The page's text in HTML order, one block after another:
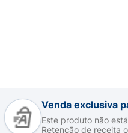
Venda exclusiva
Este produto não
Retenção de receita